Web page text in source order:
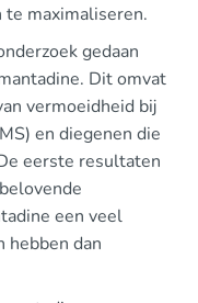
maximaliseren.
gedaan
Dit omvat
vermoeidheid bij
en diegenen die
eerste resultaten
een veel
hebben dan